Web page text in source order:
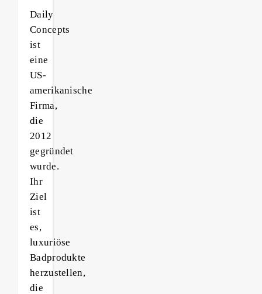
Daily
Concepts
ist
eine
US-
amerikanische
Firma,
die
2012
gegründet
wurde.
Ihr
Ziel
ist
es,
luxuriöse
Badprodukte
herzustellen,
die